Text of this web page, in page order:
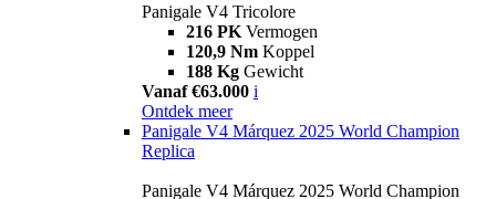
Panigale V4 Tricolore
216 PK Vermogen
120,9 Nm Koppel
188 Kg Gewicht
Vanaf €63.000 i
Ontdek meer
Panigale V4 Márquez 2025 World Champion
Replica
Panigale V4 Márquez 2025 World Champion